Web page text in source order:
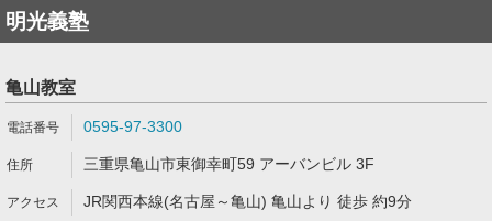
明光義塾
亀山教室
0595-97-3300
三重県亀山市東御幸町59 アーバンビル 3F
JR関西本線(名古屋～亀山) 亀山より 徒歩 約9分